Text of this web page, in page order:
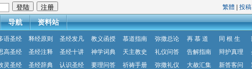
繁體 投稿
导航 资料站
语圣经 释经原则 圣经发凡 教义函授 慕道指南 弥撒总论 再 慕 道 同 根 生
高圣经 圣经注释 圣经十讲 神学词典 天主教史 礼仪问答 告解指南 辩护真理
灵圣经 圣经辞典 认识圣经 要理问答 祈祷手册 弥撒礼仪 大赦汇集 新答客问